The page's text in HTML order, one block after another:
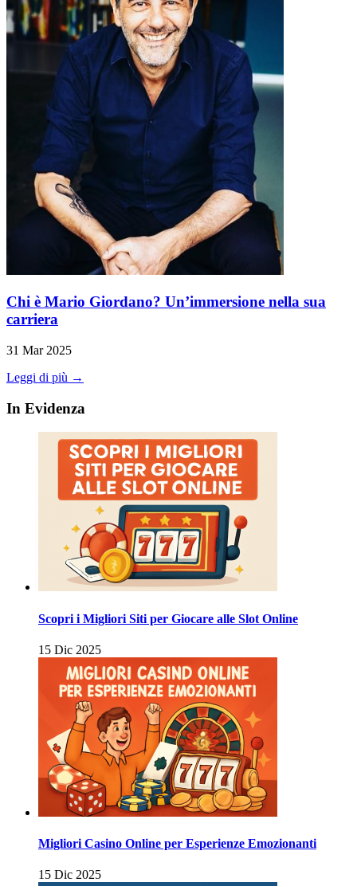
Chi è Mario Giordano? Un’immersione nella sua
carriera
31 Mar 2025
Leggi di più →
In Evidenza
Scopri i Migliori Siti per Giocare alle Slot Online
15 Dic 2025
Migliori Casino Online per Esperienze Emozionanti
15 Dic 2025